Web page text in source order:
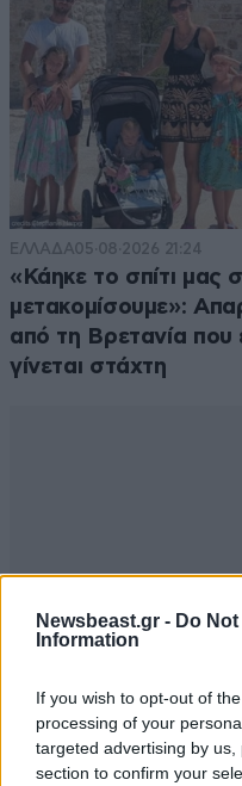
Newsbeast.gr - Do
Information
If you wish to opt-out of
processing of your
targeted advertising by
section to confirm your
ΕΛΛΑΔΑ05·08·2026 21:24
«Κάηκε το σπίτι μας
μετακομίσουμε»:
από τη Βρετανία που
γίνεται στάχτη